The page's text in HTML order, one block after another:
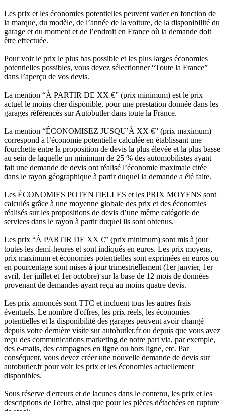
Les prix et les économies potentielles peuvent varier en fonction de
la marque, du modèle, de l’année de la voiture, de la disponibilité du
garage et du moment et de l’endroit en France où la demande doit
être effectuée.
Pour voir le prix le plus bas possible et les plus larges économies
potentielles possibles, vous devez sélectionner “Toute la France”
dans l’aperçu de vos devis.
La mention “À PARTIR DE XX €” (prix minimum) est le prix
actuel le moins cher disponible, pour une prestation donnée dans les
garages référencés sur Autobutler dans toute la France.
La mention “ÉCONOMISEZ JUSQU’À XX €” (prix maximum)
correspond à l’économie potentielle calculée en établissant une
fourchette entre la proposition de devis la plus élevée et la plus basse
au sein de laquelle un minimum de 25 % des automobilistes ayant
fait une demande de devis ont réalisé l’économie maximale citée
dans le rayon géographique à partir duquel la demande a été faite.
Les ÉCONOMIES POTENTIELLES et les PRIX MOYENS sont
calculés grâce à une moyenne globale des prix et des économies
réalisés sur les propositions de devis d’une même catégorie de
services dans le rayon à partir duquel ils sont obtenus.
Les prix “À PARTIR DE XX €” (prix minimum) sont mis à jour
toutes les demi-heures et sont indiqués en euros. Les prix moyens,
prix maximum et économies potentielles sont exprimées en euros ou
en pourcentage sont mises à jour trimestriellement (1er janvier, 1er
avril, 1er juillet et 1er octobre) sur la base de 12 mois de données
provenant de demandes ayant reçu au moins quatre devis.
Les prix annoncés sont TTC et incluent tous les autres frais
éventuels. Le nombre d'offres, les prix réels, les économies
potentielles et la disponibilité des garages peuvent avoir changé
depuis votre dernière visite sur autobutler.fr ou depuis que vous avez
reçu des communications marketing de notre part via, par exemple,
des e-mails, des campagnes en ligne ou hors ligne, etc. Par
conséquent, vous devez créer une nouvelle demande de devis sur
autobutler.fr pour voir les prix et les économies actuellement
disponibles.
Sous réserve d'erreurs et de lacunes dans le contenu, les prix et les
descriptions de l'offre, ainsi que pour les pièces détachées en rupture